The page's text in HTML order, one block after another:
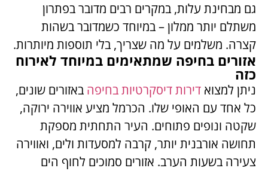
גם מבחינת עלות, במקרים רבים מדובר בפתרון
משתלם יותר ממלון – במיוחד כשמדובר בשהות
קצרה. משלמים על מה שצריך, בלי תוספות מיותרות.
אזורים בחיפה שמתאימים במיוחד לאירוח
כזה
ניתן למצוא דירות דיסקרטיות בחיפה באזורים שונים,
כל אחד עם האופי שלו. הכרמל מציע אווירה ירוקה,
שקטה ונופים פתוחים. העיר התחתית מספקת
תחושה אורבנית יותר, קרבה למסעדות ולים, ואווירה
צעירה בשעות הערב. אזורים סמוכים לחוף הים